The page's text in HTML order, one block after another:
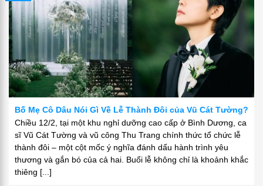
Bố Mẹ Cô Dâu Nói Gì Về Lễ Thành Đôi của Vũ Cát Tường?
Chiều 12/2, tại một khu nghỉ dưỡng cao cấp ở Bình Dương, ca
sĩ Vũ Cát Tường và vũ công Thu Trang chính thức tổ chức lễ
thành đôi – một cột mốc ý nghĩa đánh dấu hành trình yêu
thương và gắn bó của cả hai. Buổi lễ không chỉ là khoảnh khắc
thiêng [...]